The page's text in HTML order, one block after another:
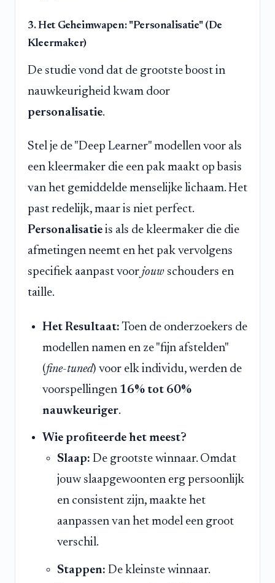
3. Het Geheimwapen: "Personalisatie" (De
Kleermaker)
De studie vond dat de grootste boost in
nauwkeurigheid kwam door
personalisatie.
Stel je de "Deep Learner" modellen voor als
een kleermaker die een pak maakt op basis
van het gemiddelde menselijke lichaam. Het
past redelijk, maar is niet perfect.
Personalisatie is als de kleermaker die die
afmetingen neemt en het pak vervolgens
specifiek aanpast voor jouw schouders en
taille.
Het Resultaat: Toen de onderzoekers de
modellen namen en ze "fijn afstelden"
(fine-tuned) voor elk individu, werden de
voorspellingen 16% tot 60%
nauwkeuriger.
Wie profiteerde het meest?
Slaap: De grootste winnaar. Omdat
jouw slaapgewoonten erg persoonlijk
en consistent zijn, maakte het
aanpassen van het model een groot
verschil.
Stappen: De kleinste winnaar.